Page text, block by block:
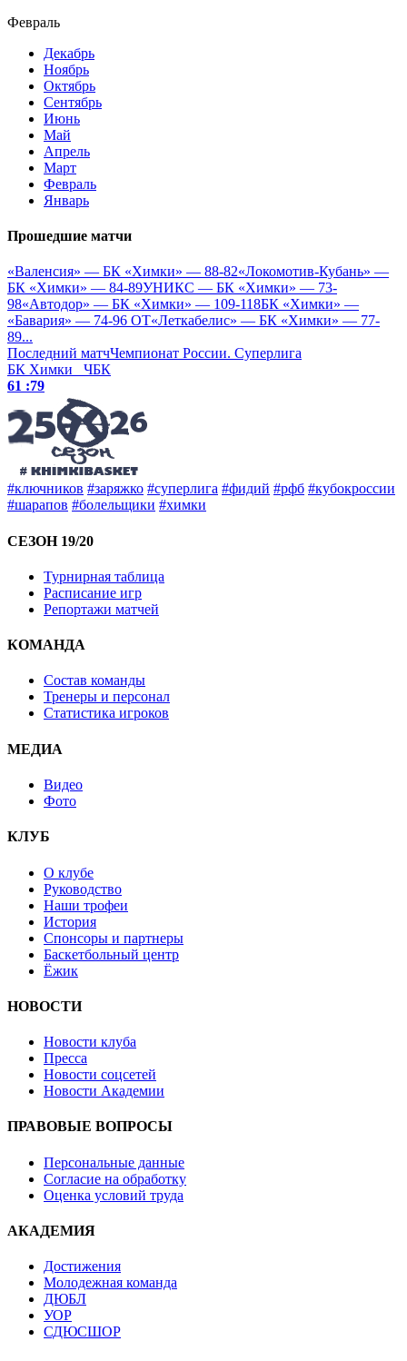
Февраль
Декабрь
Ноябрь
Октябрь
Сентябрь
Июнь
Май
Апрель
Март
Февраль
Январь
Прошедшие матчи
«Валенсия» — БК «Химки» — 88-82«Локомотив-Кубань» —
БК «Химки» — 84-89УНИКС — БК «Химки» — 73-
98«Автодор» — БК «Химки» — 109-118БК «Химки» —
«Бавария» — 74-96 OT«Леткабелис» — БК «Химки» — 77-
89...
Последний матчЧемпионат России. Суперлига
БК Химки ЧБК
61 :79
#ключников #заряжко #суперлига #фидий #рфб #кубокроссии
#шарапов #болельщики #химки
СЕЗОН 19/20
Турнирная таблица
Расписание игр
Репортажи матчей
КОМАНДА
Состав команды
Тренеры и персонал
Статистика игроков
МЕДИА
Видео
Фото
КЛУБ
О клубе
Руководство
Наши трофеи
История
Спонсоры и партнеры
Баскетбольный центр
Ёжик
НОВОСТИ
Новости клуба
Пресса
Новости соцсетей
Новости Академии
ПРАВОВЫЕ ВОПРОСЫ
Персональные данные
Согласие на обработку
Оценка условий труда
АКАДЕМИЯ
Достижения
Молодежная команда
ДЮБЛ
УОР
СДЮСШОР